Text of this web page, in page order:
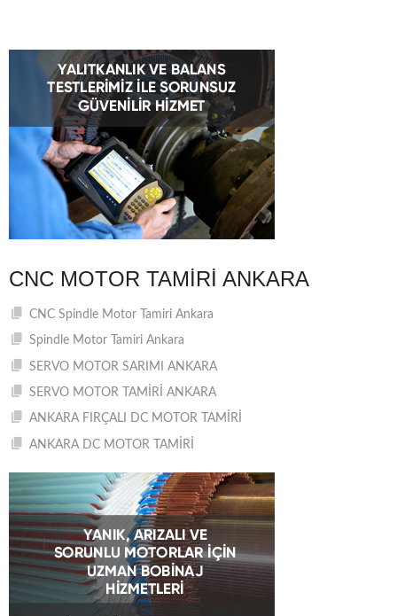
CNC MOTOR TAMIRI ANKARA
CNC Spindle Motor Tamiri Ankara
Spindle Motor Tamiri Ankara
SERVO MOTOR SARIMI ANKARA
SERVO MOTOR TAMİRİ ANKARA
ANKARA FIRÇALI DC MOTOR TAMİRİ
ANKARA DC MOTOR TAMİRİ